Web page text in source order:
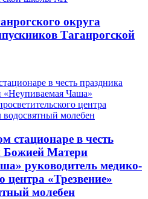
округа
Таганрогской
стационаре в честь
Божией Матери
руководитель медико-
центра «Трезвение»
молебен